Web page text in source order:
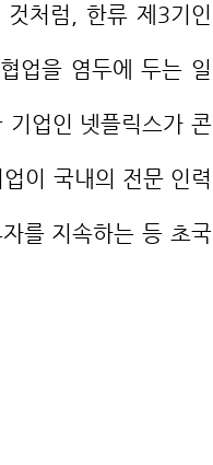
것처럼, 한류 제3기인
업을 염두에 두는 일
업인 넷플릭스가 콘
이 국내의 전문 인력
를 지속하는 등 초국